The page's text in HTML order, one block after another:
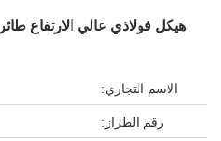
هيكل فولاذي عالي الارتفاع
الاسم التجاري:
رقم الطراز: